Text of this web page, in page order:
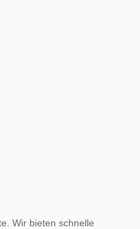
Wir bieten schnelle